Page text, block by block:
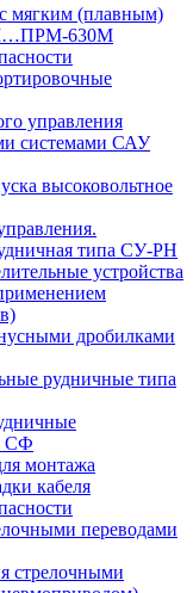
мягким (плавным)
630М
управления
системами САУ
высоковольтное
типа СУ-РН
устройства
дробилками
рудничные типа
СФ
монтажа
кабеля
переводами
стрелочными